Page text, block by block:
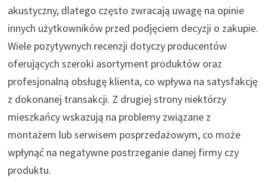
akustyczny, dlatego często zwracają uwagę na opinie
innych użytkowników przed podjęciem decyzji o zakupie.
Wiele pozytywnych recenzji dotyczy producentów
oferujących szeroki asortyment produktów oraz
profesjonalną obsługę klienta, co wpływa na satysfakcję
z dokonanej transakcji. Z drugiej strony niektórzy
mieszkańcy wskazują na problemy związane z
montażem lub serwisem posprzedażowym, co może
wpłynąć na negatywne postrzeganie danej firmy czy
produktu.